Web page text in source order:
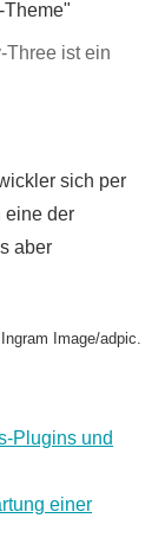
Three ist ein
sich per
eine der
aber
Image/adpic.
Plugins und
einer